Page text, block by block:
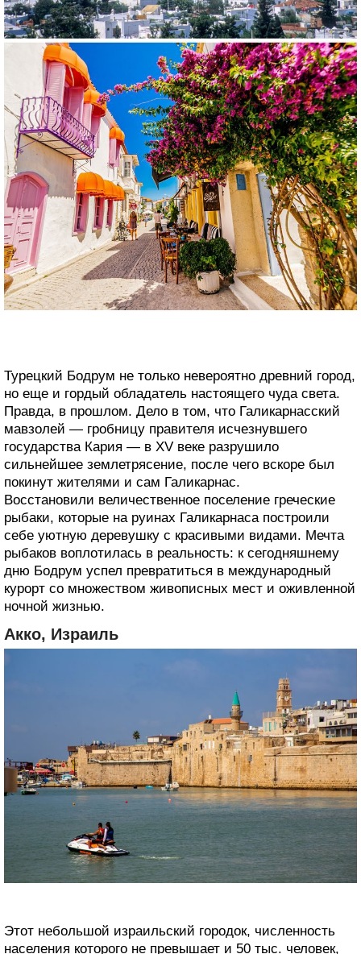
Турецкий Бодрум не только невероятно древний город,
но еще и гордый обладатель настоящего чуда света.
Правда, в прошлом. Дело в том, что Галикарнасский
мавзолей — гробницу правителя исчезнувшего
государства Кария — в XV веке разрушило
сильнейшее землетрясение, после чего вскоре был
покинут жителями и сам Галикарнас.
Восстановили величественное поселение греческие
рыбаки, которые на руинах Галикарнаса построили
себе уютную деревушку с красивыми видами. Мечта
рыбаков воплотилась в реальность: к сегодняшнему
дню Бодрум успел превратиться в международный
курорт со множеством живописных мест и оживленной
ночной жизнью.
Акко, Израиль
Этот небольшой израильский городок, численность
населения которого не превышает и 50 тыс. человек,